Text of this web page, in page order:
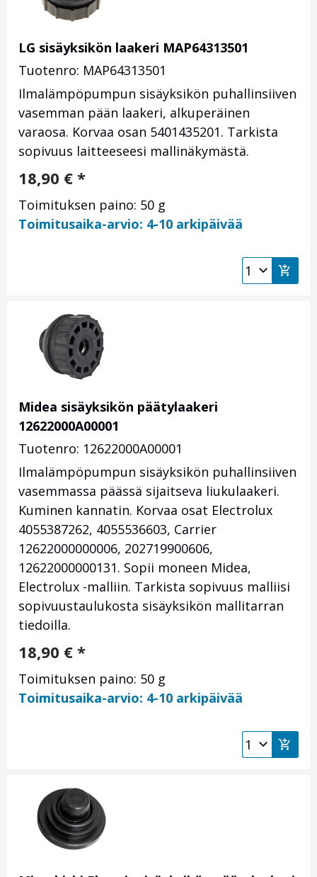
LG sisäyksikön laakeri MAP64313501
Tuotenro: MAP64313501
Ilmalämpöpumpun sisäyksikön puhallinsiiven
vasemman pään laakeri, alkuperäinen
varaosa. Korvaa osan 5401435201. Tarkista
sopivuus laitteeseesi mallinäkymästä.
18,90 € *
Toimituksen paino: 50 g
Toimitusaika-arvio: 4-10 arkipäivää
Midea sisäyksikön päätylaakeri
12622000A00001
Tuotenro: 12622000A00001
Ilmalämpöpumpun sisäyksikön puhallinsiiven
vasemmassa päässä sijaitseva liukulaakeri.
Kuminen kannatin. Korvaa osat Electrolux
4055387262, 4055536603, Carrier
12622000000006, 202719900606,
12622000000131. Sopii moneen Midea,
Electrolux -malliin. Tarkista sopivuus malliisi
sopivuustaulukosta sisäyksikön mallitarran
tiedoilla.
18,90 € *
Toimituksen paino: 50 g
Toimitusaika-arvio: 4-10 arkipäivää